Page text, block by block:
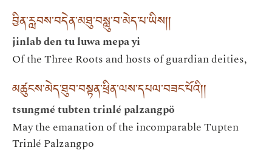
བྱིན་རླབས་བདེན་མཐུ་བསླུ་བ་མེད་པ་ཡིས།།
jinlab den tu luwa mepa yi
Of the Three Roots and hosts of guardian deities,
མཚུངས་མེད་ཐུབ་བསྟན་ཕྲིན་ལས་དཔལ་བཟང་པོའི།།
tsungmé tubten trinlé palzangpö
May the emanation of the incomparable Tupten
Trinlé Palzangpo